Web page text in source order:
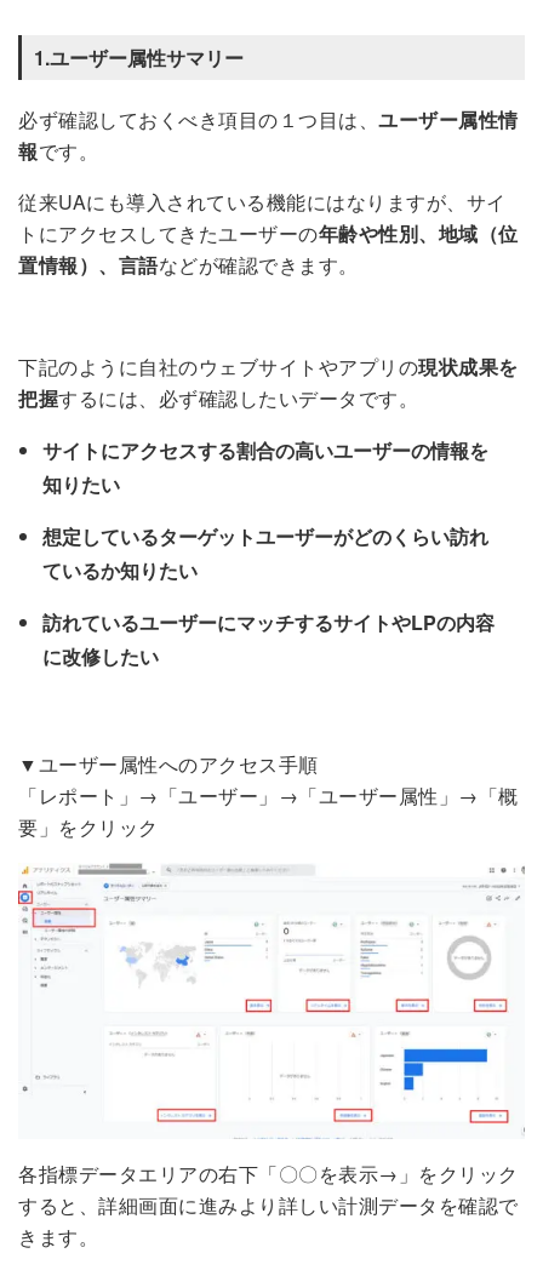
1.ユーザー属性サマリー
必ず確認しておくべき項目の１つ目は、 ユーザー属性情
報です。
従来UAにも導入されている機能にはなりますが、サイ
トにアクセスしてきたユーザーの年齢や性別、地域（位
置情報）、言語などが確認できます。
下記のように自社のウェブサイトやアプリの現状成果を
把握するには、必ず確認したいデータです。
サイトにアクセスする割合の高いユーザーの情報を
知りたい
想定しているターゲットユーザーがどのくらい訪れ
ているか知りたい
訪れているユーザーにマッチするサイトやLPの内容
に改修したい
▼ユーザー属性へのアクセス手順
「レポート」→「ユーザー」→「ユーザー属性」→「概
要」をクリック
各指標データエリアの右下「〇〇を表示→」をクリック
すると、詳細画面に進みより詳しい計測データを確認で
きます。